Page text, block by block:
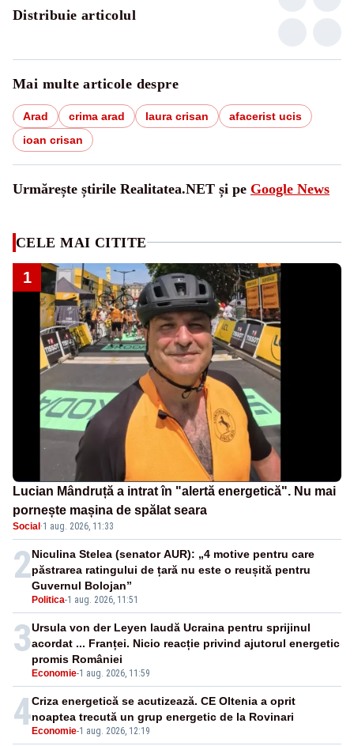
Distribuie articolul
Mai multe articole despre
Arad crima arad laura crisan
afacerist ucis
ioan crisan
Urmărește știrile Realitatea.NET și pe Google News
CELE MAI CITITE
1
Lucian Mândruță a intrat în "alertă energetică". Nu mai
pornește mașina de spălat seara
Social ·1 aug. 2026, 11:33
2
Politica-1 aug. 2026, 11:51
Niculina Stelea (senator AUR): „4 motive pentru care
păstrarea ratingului de țară nu este o reușită pentru
Guvernul Bolojan”
3
Economie-1 aug. 2026, 11:59
Ursula von der Leyen laudă Ucraina pentru sprijinul
acordat ... Franței. Nicio reacție privind ajutorul energetic
promis României
4 Economie-1 aug. 2026, 12:19
Criza energetică se acutizează. CE Oltenia a oprit
noaptea trecută un grup energetic de la Rovinari